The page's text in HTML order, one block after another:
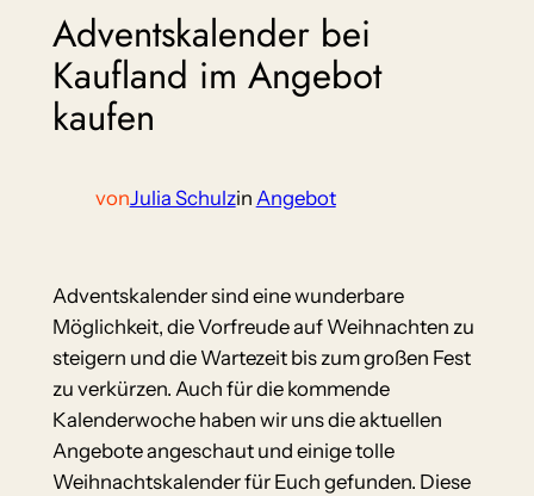
Adventskalender bei
Kaufland im Angebot
kaufen
vonJulia Schulzin Angebot
Adventskalender sind eine wunderbare
Möglichkeit, die Vorfreude auf Weihnachten zu
steigern und die Wartezeit bis zum großen Fest
zu verkürzen. Auch für die kommende
Kalenderwoche haben wir uns die aktuellen
Angebote angeschaut und einige tolle
Weihnachtskalender für Euch gefunden. Diese